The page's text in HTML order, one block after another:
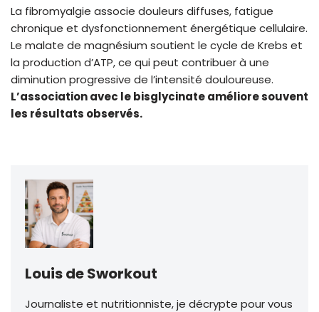
La fibromyalgie associe douleurs diffuses, fatigue
chronique et dysfonctionnement énergétique cellulaire.
Le malate de magnésium soutient le cycle de Krebs et
la production d’ATP, ce qui peut contribuer à une
diminution progressive de l’intensité douloureuse.
L’association avec le bisglycinate améliore souvent
les résultats observés.
Louis de Sworkout
Journaliste et nutritionniste, je décrypte pour vous